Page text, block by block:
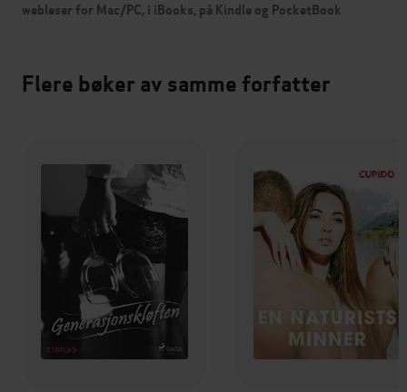
webleser for Mac/PC, i iBooks, på Kindle og PocketBook
Flere bøker av samme forfatter